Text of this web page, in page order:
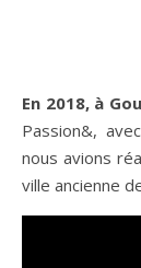
En 2018, à
Passion&,
nous avions
ville ancienne